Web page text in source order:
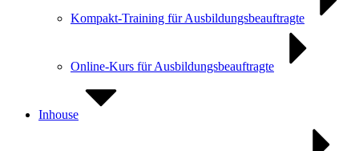
Kompakt-Training für Ausbildungs­beauftragte
Online-Kurs für Ausbildungs­beauftragte
Inhouse